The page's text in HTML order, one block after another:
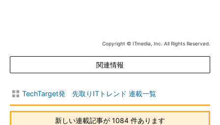
Copyright © ITmedia, Inc. All Rights Reserved.
関連情報
TechTarget発 先取りITトレンド 連載一覧
新しい連載記事が 1084 件あります